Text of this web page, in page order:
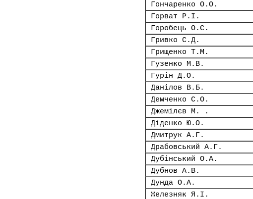
Гончаренко О.О.
Горват Р.І.
Горобець О.С.
Гривко С.Д.
Грищенко Т.М.
Гузенко М.В.
Гурін Д.О.
Данілов В.Б.
Демченко С.О.
Джемілєв М. .
Діденко Ю.О.
Дмитрук А.Г.
Драбовський А.Г.
Дубінський О.А.
Дубнов А.В.
Дунда О.А.
Железняк Я.І.